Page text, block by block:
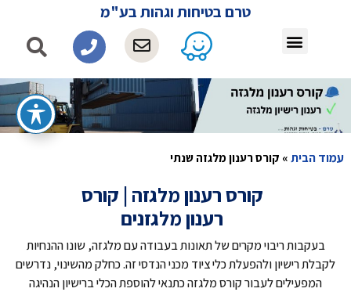
טרם בטיחות וגהות בע"מ
עמוד הבית» קורס רענון מלגזה שנתי
קורס רענון מלגזה | קורס
רענון מלגזנים
בעקבות ריבוי מקרים של תאונות בעבודה עם מלגזה, שונו ההנחיות
לקבלת רישיון ולהפעלת כלי ציוד מכני הנדסי זה. כחלק מהשינוי, נדרשים
המפעילים לעבור קורס מלגזה כתנאי להוספת הכלי ברישיון הנהיגה